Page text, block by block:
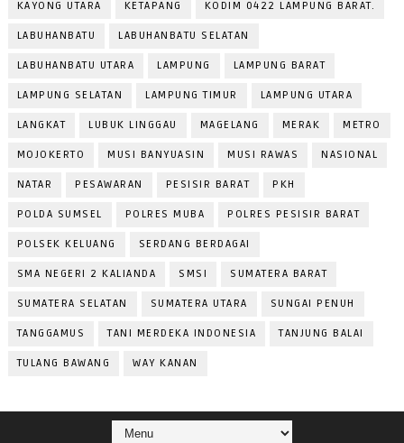
KAYONG UTARA KETAPANG KODIM 0422 LAMPUNG BARAT.
LABUHANBATU LABUHANBATU SELATAN
LABUHANBATU UTARA LAMPUNG LAMPUNG BARAT
LAMPUNG SELATAN LAMPUNG TIMUR LAMPUNG UTARA
LANGKAT LUBUK LINGGAU MAGELANG MERAK METRO
MOJOKERTO MUSI BANYUASIN MUSI RAWAS NASIONAL
NATAR PESAWARAN PESISIR BARAT PKH
POLDA SUMSEL POLRES MUBA POLRES PESISIR BARAT
POLSEK KELUANG SERDANG BERDAGAI
SMA NEGERI 2 KALIANDA SMSI SUMATERA BARAT
SUMATERA SELATAN SUMATERA UTARA SUNGAI PENUH
TANGGAMUS TANI MERDEKA INDONESIA TANJUNG BALAI
TULANG BAWANG WAY KANAN